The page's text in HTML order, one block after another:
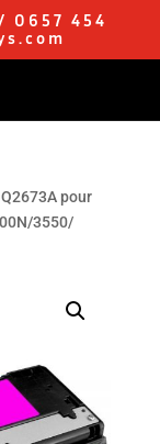
O657 454
pour
3550/